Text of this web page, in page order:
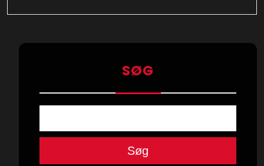
SØG
Søg